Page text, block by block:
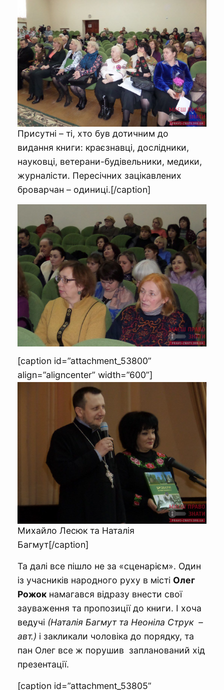
Присутні – ті, хто був дотичним до
видання книги: краєзнавці, дослідники,
науковці, ветерани-будівельники, медики,
журналісти. Пересічних зацікавлених
броварчан – одиниці.[/caption]
[caption id=”attachment_53800”
align=”aligncenter” width=”600”]
Михайло Лесюк та Наталія
Багмут[/caption]
Та далі все пішло не за «сценарієм». Один
із учасників народного руху в місті Олег
Рожок намагався відразу внести свої
зауваження та пропозиції до книги. І хоча
ведучі (Наталія Багмут та Неоніла Струк –
авт.) і закликали чоловіка до порядку, та
пан Олег все ж порушив запланований хід
презентації.
[caption id=”attachment_53805”